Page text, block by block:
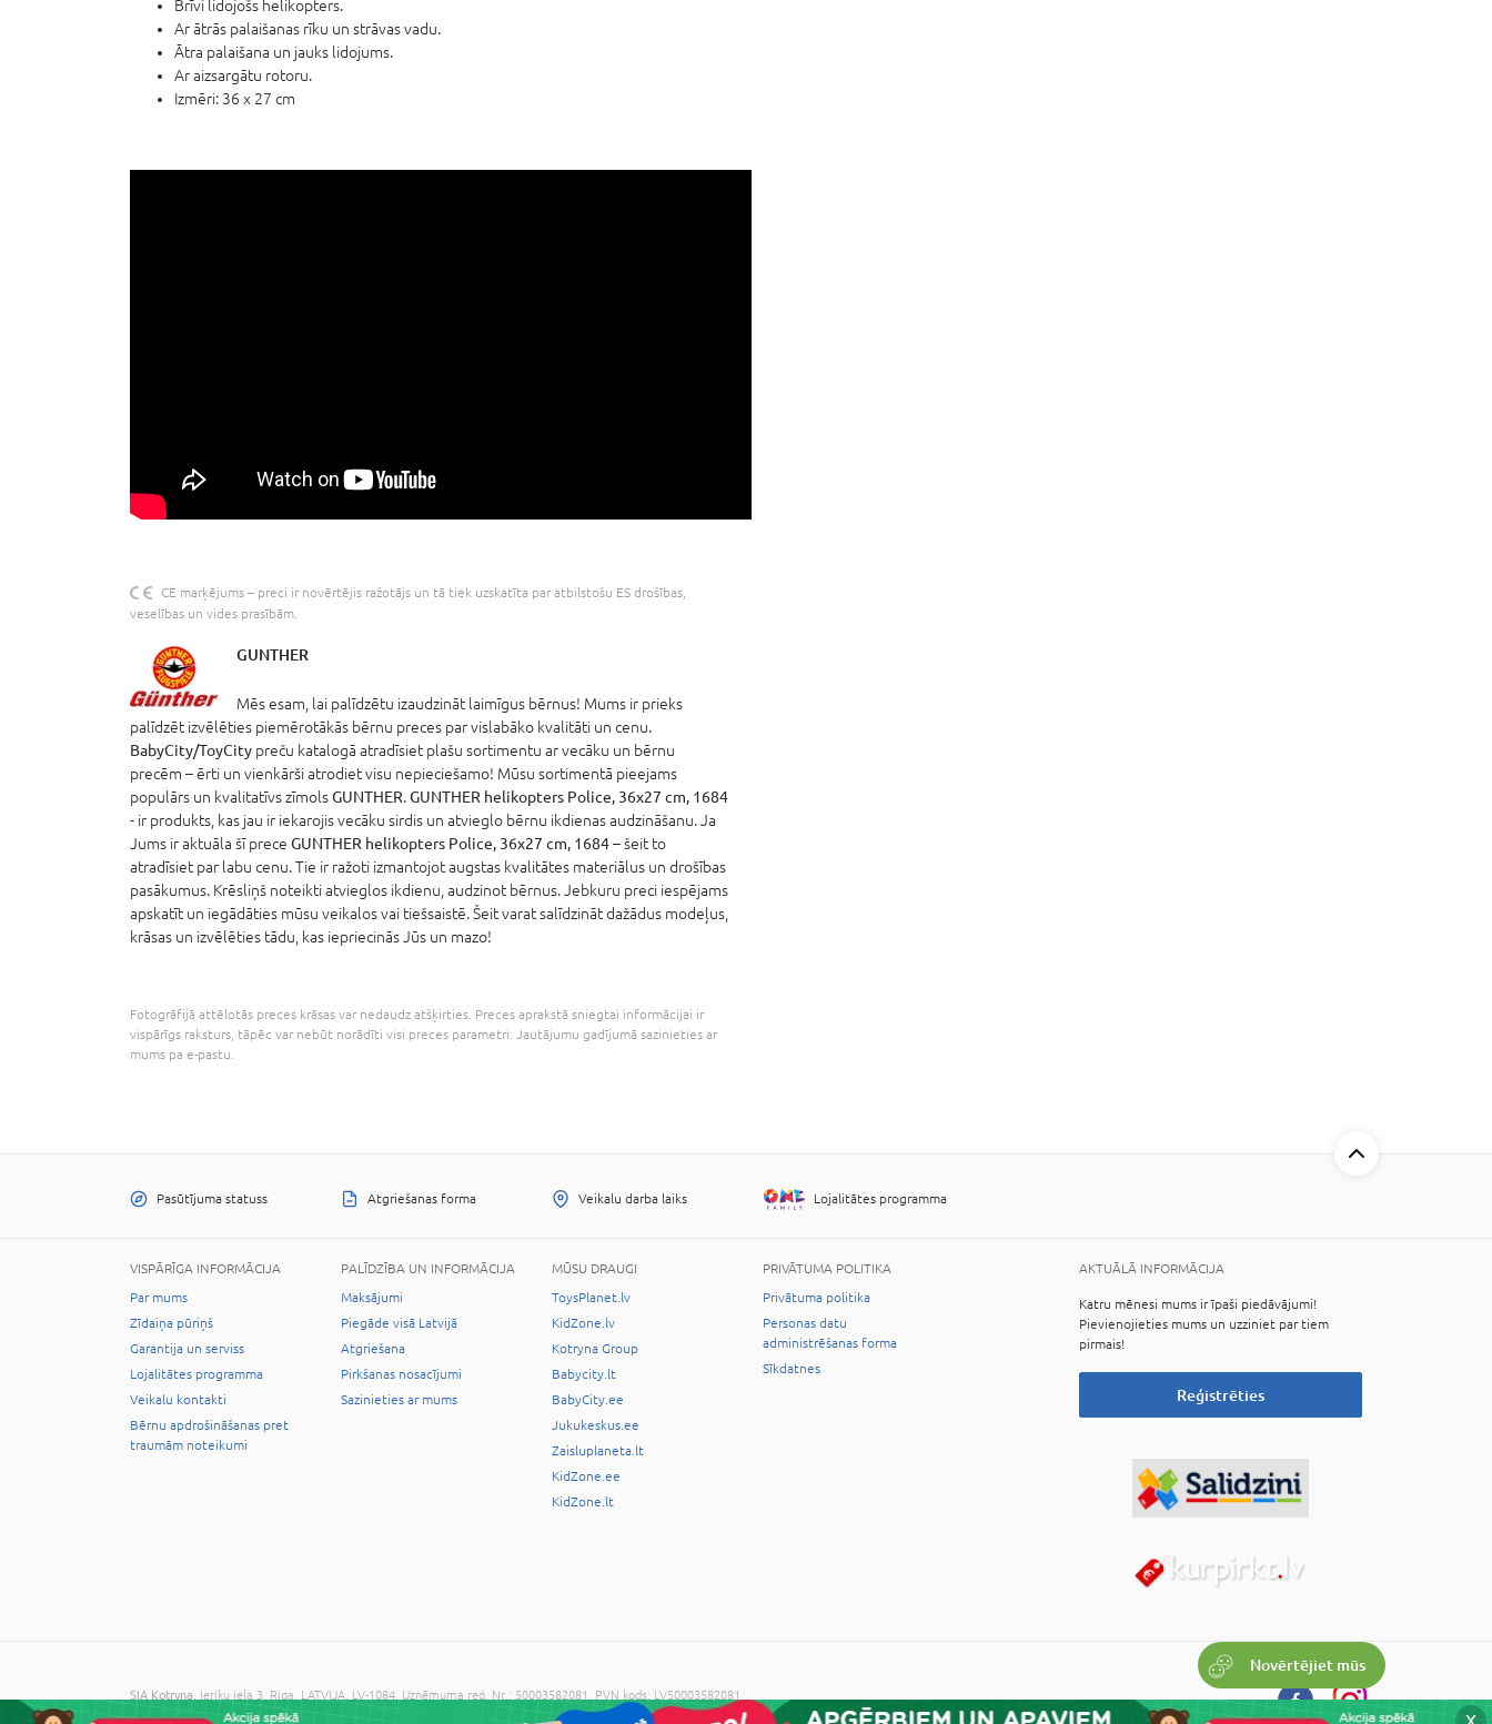
Brīvi lidojošs helikopters.
Ar ātrās palaišanas rīku un strāvas vadu.
Ātra palaišana un jauks lidojums.
Ar aizsargātu rotoru.
Izmēri: 36 x 27 cm
CE marķējums – preci ir novērtējis ražotājs un tā tiek uzskatīta par atbilstošu ES drošības,
veselības un vides prasībām.
GUNTHER
Mēs esam, lai palīdzētu izaudzināt laimīgus bērnus! Mums ir prieks
palīdzēt izvēlēties piemērotākās bērnu preces par vislabāko kvalitāti un cenu.
BabyCity/ToyCity preču katalogā atradīsiet plašu sortimentu ar vecāku un bērnu
precēm – ērti un vienkārši atrodiet visu nepieciešamo! Mūsu sortimentā pieejams
populārs un kvalitatīvs zīmolsGUNTHER.GUNTHER helikopters Police, 36x27 cm, 1684
- ir produkts, kas jau ir iekarojis vecāku sirdis un atvieglo bērnu ikdienas audzināšanu. Ja
Jums ir aktuāla šī prece GUNTHER helikopters Police, 36x27 cm, 1684– šeit to
atradīsiet par labu cenu. Tie ir ražoti izmantojot augstas kvalitātes materiālus un drošības
pasākumus. Krēsliņš noteikti atvieglos ikdienu, audzinot bērnus. Jebkuru preci iespējams
apskatīt un iegādāties mūsu veikalos vai tiešsaistē. Šeit varat salīdzināt dažādus modeļus,
krāsas un izvēlēties tādu, kas iepriecinās Jūs un mazo!
Fotogrāfijā attēlotās preces krāsas var nedaudz atšķirties. Preces aprakstā sniegtai informācijai ir
vispārīgs raksturs, tāpēc var nebūt norādīti visi preces parametri. Jautājumu gadījumā sazinieties ar
mums pa e-pastu.
Novērtējiet mūs
Pasūtījuma statuss Atgriešanas forma Veikalu darba laiks Lojalitātes programma
VISPĀRĪGA INFORMĀCIJA
Par mums
Zīdaiņa pūriņš
Garantija un serviss
Lojalitātes programma
Veikalu kontakti
Bērnu apdrošināšanas pret
traumām noteikumi
PALĪDZĪBA UN INFORMĀCIJA
Maksājumi
Piegāde visā Latvijā
Atgriešana
Pirkšanas nosacījumi
Sazinieties ar mums
MŪSU DRAUGI
ToysPlanet.lv
KidZone.lv
Kotryna Group
Babycity.lt
BabyCity.ee
Jukukeskus.ee
Zaisluplaneta.lt
KidZone.ee
KidZone.lt
PRIVĀTUMA POLITIKA
Privātuma politika
Personas datu
administrēšanas forma
Sīkdatnes
AKTUĀLĀ INFORMĀCIJA
Katru mēnesi mums ir īpaši piedāvājumi!
Pievienojieties mums un uzziniet par tiem
pirmais!
Reģistrēties
SIA Kotryna , Ieriķu iela 3, Riga, LATVIJA, LV-1084, Uzņēmuma reģ. Nr.: 50003582081, PVN kods: LV50003582081